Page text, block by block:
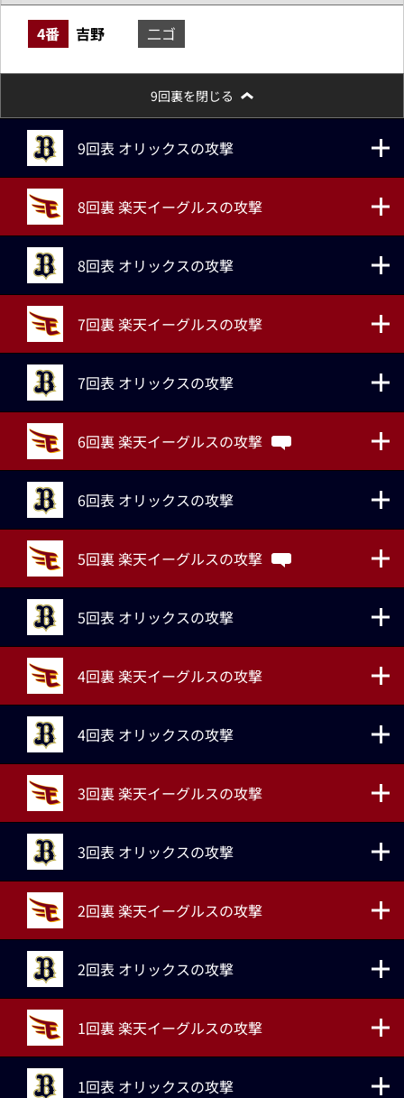
4番 吉野 二ゴ
9回裏を閉じる
9回表 オリックスの攻撃
8回裏 楽天イーグルスの攻撃
8回表 オリックスの攻撃
7回裏 楽天イーグルスの攻撃
7回表 オリックスの攻撃
6回裏 楽天イーグルスの攻撃
6回表 オリックスの攻撃
5回裏 楽天イーグルスの攻撃
5回表 オリックスの攻撃
4回裏 楽天イーグルスの攻撃
4回表 オリックスの攻撃
3回裏 楽天イーグルスの攻撃
3回表 オリックスの攻撃
2回裏 楽天イーグルスの攻撃
2回表 オリックスの攻撃
1回裏 楽天イーグルスの攻撃
1回表 オリックスの攻撃